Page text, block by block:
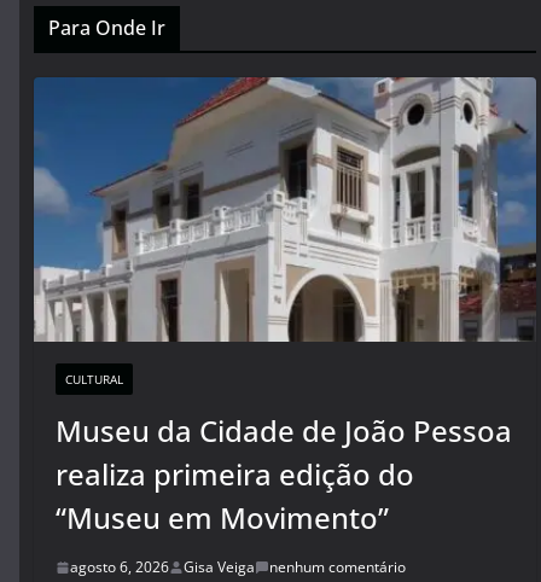
Para Onde Ir
CULTURAL
Museu da Cidade de João Pessoa
realiza primeira edição do
“Museu em Movimento”
agosto 6, 2026 Gisa Veiga nenhum comentário